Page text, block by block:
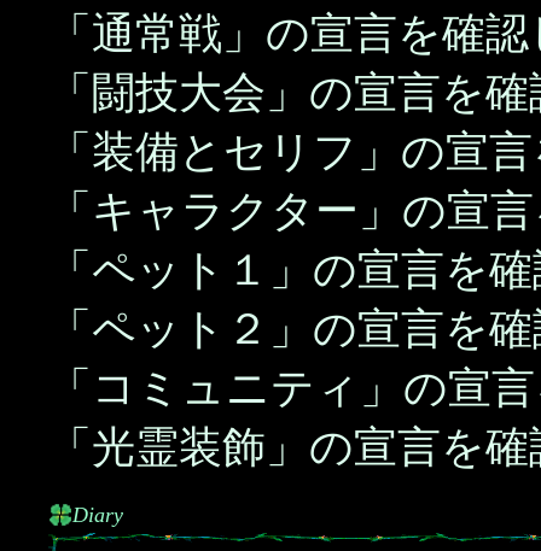
「通常戦」の宣言を確
「闘技大会」の宣言を
「装備とセリフ」の宣
「キャラクター」の宣
「ペット１」の宣言を
「ペット２」の宣言を
「コミュニティ」の宣
「光霊装飾」の宣言を
Diary